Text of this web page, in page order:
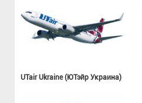
UTair Ukraine (ЮТэйр Украина)